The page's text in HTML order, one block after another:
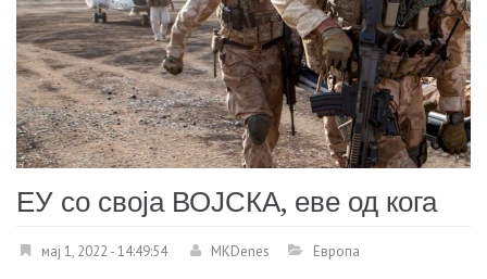
ЕУ со своја ВОЈСКА, еве од кога
мај 1, 2022 - 14:49:54 MKDenes Европа